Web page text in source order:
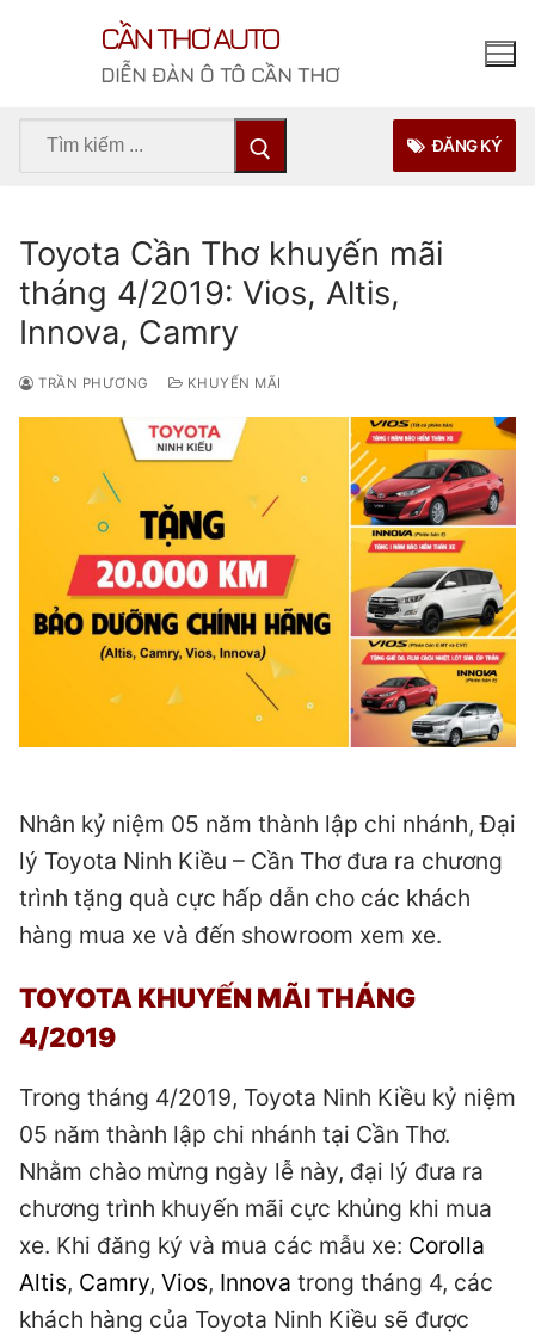
CẦN THƠ AUTO
DIỄN ĐÀN Ô TÔ CẦN THƠ
Tìm
ĐĂNG KÝ
Toyota Cần Thơ khuyến mãi
tháng 4/2019: Vios, Altis,
Innova, Camry
TRẦN PHƯƠNG KHUYẾN MÃI
Nhân kỷ niệm 05 năm thành lập chi nhánh, Đại
lý Toyota Ninh Kiều – Cần Thơ đưa ra chương
trình tặng quà cực hấp dẫn cho các khách
hàng mua xe và đến showroom xem xe.
TOYOTA KHUYẾN MÃI THÁNG
4/2019
Trong tháng 4/2019, Toyota Ninh Kiều kỷ niệm
05 năm thành lập chi nhánh tại Cần Thơ.
Nhằm chào mừng ngày lễ này, đại lý đưa ra
chương trình khuyến mãi cực khủng khi mua
xe. Khi đăng ký và mua các mẫu xe: Corolla
Altis, Camry, Vios, Innova trong tháng 4, các
khách hàng của Toyota Ninh Kiều sẽ được